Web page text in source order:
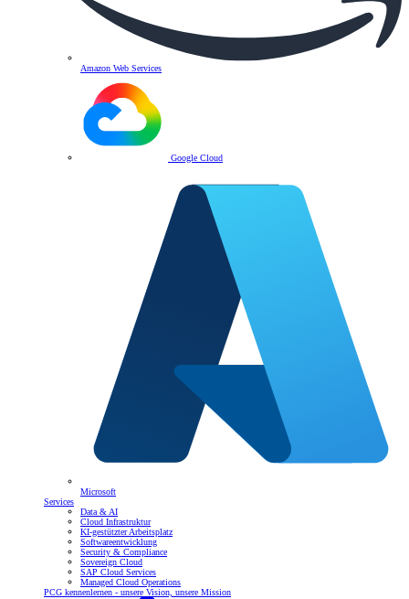
Amazon Web Services
Google Cloud
Microsoft
Services
Data & AI
Cloud Infrastruktur
KI-gestützter Arbeitsplatz
Softwareentwicklung
Security & Compliance
Sovereign Cloud
SAP Cloud Services
Managed Cloud Operations
PCG kennenlernen - unsere Vision, unsere Mission